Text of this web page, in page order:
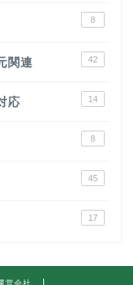
8
関連 42
応 14
8
45
17
営会社